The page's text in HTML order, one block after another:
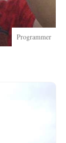
Programmer